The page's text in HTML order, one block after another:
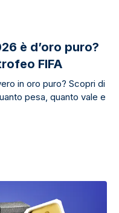
è d’oro puro?
FIFA
in oro puro? Scopri di
pesa, quanto vale e